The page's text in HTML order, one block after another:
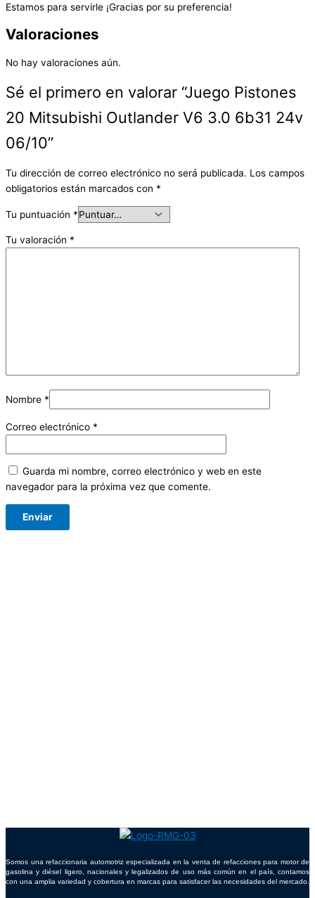
Estamos para servirle ¡Gracias por su preferencia!
Valoraciones
No hay valoraciones aún.
Sé el primero en valorar “Juego Pistones
20 Mitsubishi Outlander V6 3.0 6b31 24v
06/10”
Tu dirección de correo electrónico no será publicada. Los campos
obligatorios están marcados con *
Tu puntuación *
Tu valoración *
Nombre *
Correo electrónico *
Guarda mi nombre, correo electrónico y web en este
navegador para la próxima vez que comente.
Somos una refaccionaria automotriz especializada en la venta de refacciones para motor de
gasolina y diésel ligero, nacionales y legalizados de uso más común en el país, contamos
con una amplia variedad y cobertura en marcas para satisfacer las necesidades del mercado.